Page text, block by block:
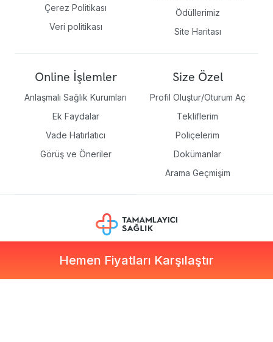
Çerez Politikası
Veri politikası
Ödüllerimiz
Site Haritası
Online İşlemler
Anlaşmalı Sağlık Kurumları
Ek Faydalar
Vade Hatırlatıcı
Görüş ve Öneriler
Size Özel
Profil Oluştur/Oturum Aç
Tekliflerim
Poliçelerim
Dokümanlar
Arama Geçmişim
Hemen Fiyatları Karşılaştır